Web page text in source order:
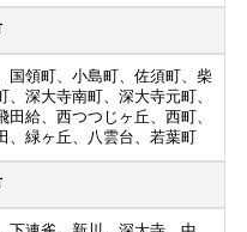
国領町、小島町、佐須町、柴
深大寺南町、深大寺元町、
給、西つつじヶ丘、西町、
、緑ヶ丘、八雲台、若葉町